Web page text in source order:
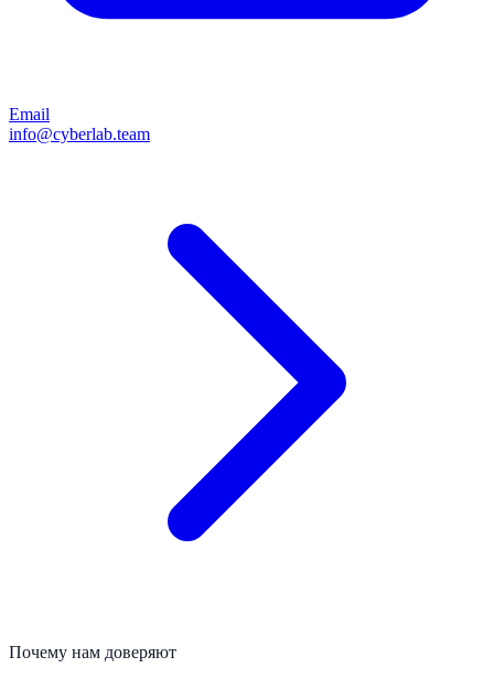
Email
info@cyberlab.team
Почему нам доверяют